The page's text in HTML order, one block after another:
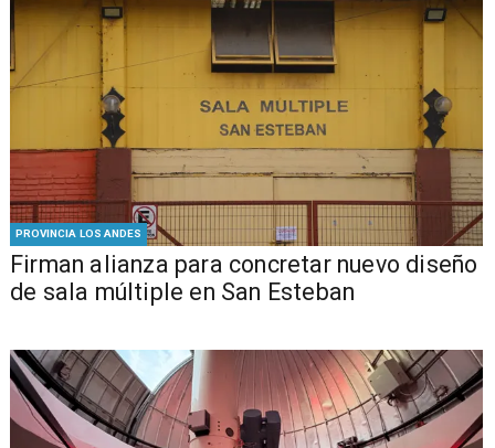
PROVINCIA LOS ANDES
​​Firman alianza para concretar nuevo diseño
de sala múltiple en San Esteban